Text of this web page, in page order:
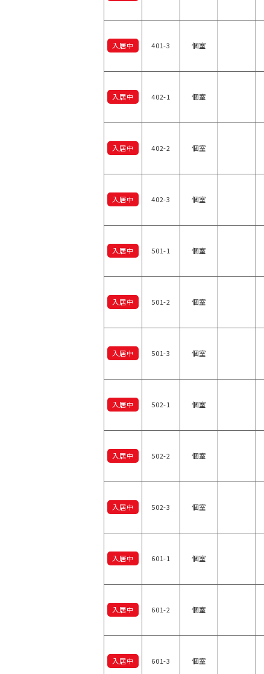
入居中 401-3 個室
入居中 402-1 個室
入居中 402-2 個室
入居中 402-3 個室
入居中 501-1 個室
入居中 501-2 個室
入居中 501-3 個室
入居中 502-1 個室
入居中 502-2 個室
入居中 502-3 個室
入居中 601-1 個室
入居中 601-2 個室
入居中 601-3 個室